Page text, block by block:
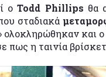
οTodd Phillips θα
σταδιακά
ολοκληρώθηκαν και
η ταινία